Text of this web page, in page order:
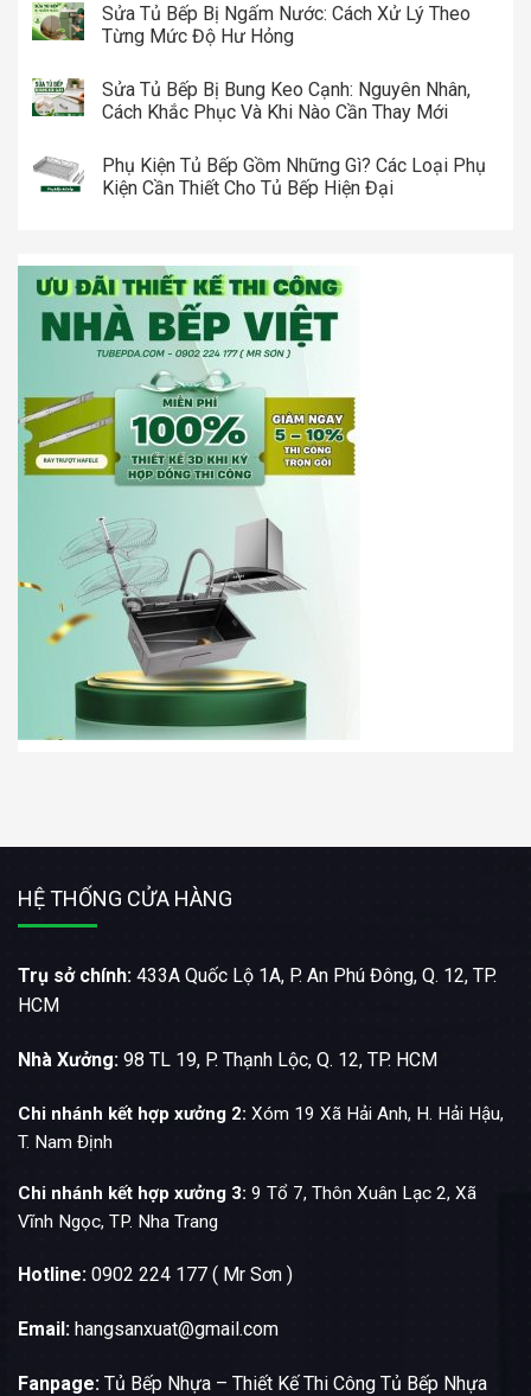
Sửa Tủ Bếp Bị Ngấm Nước: Cách Xử Lý Theo
Từng Mức Độ Hư Hỏng
Sửa Tủ Bếp Bị Bung Keo Cạnh: Nguyên Nhân,
Cách Khắc Phục Và Khi Nào Cần Thay Mới
Phụ Kiện Tủ Bếp Gồm Những Gì? Các Loại Phụ
Kiện Cần Thiết Cho Tủ Bếp Hiện Đại
HỆ THỐNG CỬA HÀNG
Trụ sở chính: 433A Quốc Lộ 1A, P. An Phú Đông, Q. 12, TP.
HCM
Nhà Xưởng: 98 TL 19, P. Thạnh Lộc, Q. 12, TP. HCM
Chi nhánh kết hợp xưởng 2: Xóm 19 Xã Hải Anh, H. Hải Hậu,
T. Nam Định
Chi nhánh kết hợp xưởng 3: 9 Tổ 7, Thôn Xuân Lạc 2, Xã
Vĩnh Ngọc, TP. Nha Trang
Hotline: 0902 224 177 ( Mr Sơn )
Email: hangsanxuat@gmail.com
Fanpage: Tủ Bếp Nhựa – Thiết Kế Thi Công Tủ Bếp Nhựa